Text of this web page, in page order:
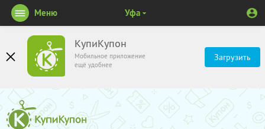
КупиКупон
Мобильное приложение
ещё удобнее
Загрузить
Меню Уфа